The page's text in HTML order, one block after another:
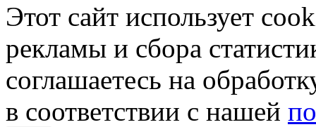
Этот сайт использует
рекламы и сбора
соглашаетесь на
в соответствии с нашей